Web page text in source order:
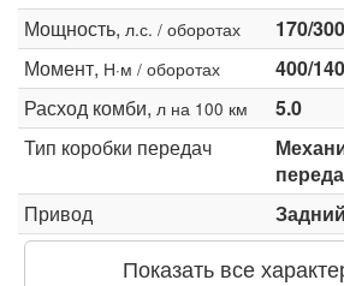
Мощность, л.с. / оборотах
170/
Момент, Н·м / оборотах
400/
Расход комби, л на 100 км
5.0
Тип коробки передач
Привод
Задний
Показать все